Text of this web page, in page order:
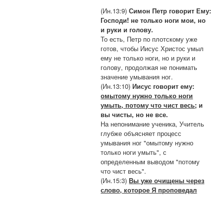
(Ин.13:9)Симон Петр говорит Ему:
Господи! не только ноги мои, но
и руки и голову.
То есть, Петр по плотскому уже
готов, чтобы Иисус Христос умыл
ему не только ноги, но и руки и
голову, продолжая не понимать
значение умывания ног.
(Ин.13:10)Иисус говорит ему:
омытому нужно только ноги
умыть, потому что чист весь; и
вы чисты, но не все.
На непонимание ученика, Учитель
глубже объясняет процесс
умывания ног "омытому нужно
только ноги умыть", с
определенным выводом "потому
что чист весь".
(Ин.15:3)Вы уже очищены через
слово, которое Я проповедал